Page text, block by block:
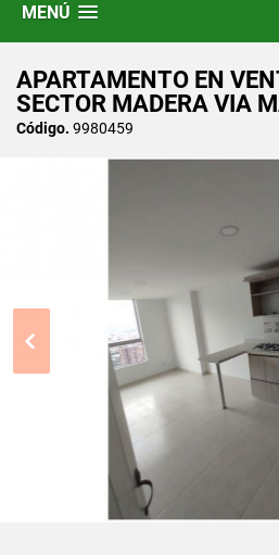
MENÚ
APARTAMENTO EN
SECTOR MADERA VIA
Código. 9980459